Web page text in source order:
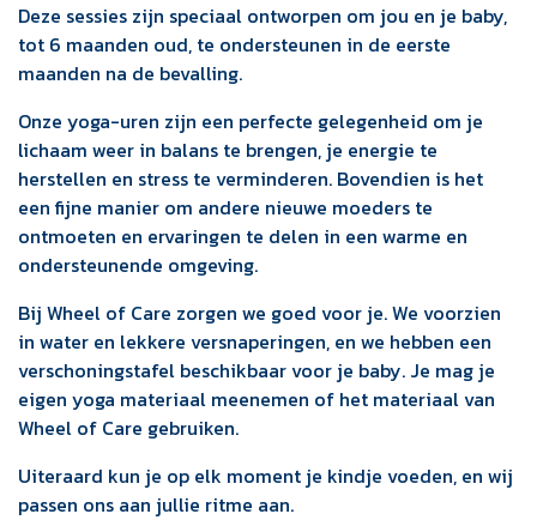
Deze sessies zijn speciaal ontworpen om jou en je baby,
tot 6 maanden oud, te ondersteunen in de eerste
maanden na de bevalling.
Onze yoga-uren zijn een perfecte gelegenheid om je
lichaam weer in balans te brengen, je energie te
herstellen en stress te verminderen. Bovendien is het
een fijne manier om andere nieuwe moeders te
ontmoeten en ervaringen te delen in een warme en
ondersteunende omgeving.
Bij Wheel of Care zorgen we goed voor je. We voorzien
in water en lekkere versnaperingen, en we hebben een
verschoningstafel beschikbaar voor je baby. Je mag je
eigen yoga materiaal meenemen of het materiaal van
Wheel of Care gebruiken.
Uiteraard kun je op elk moment je kindje voeden, en wij
passen ons aan jullie ritme aan.